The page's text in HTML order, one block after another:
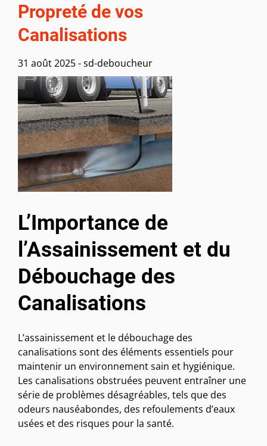
Propreté de vos
Canalisations
31 août 2025-sd-deboucheur
L’Importance de
l’Assainissement et du
Débouchage des
Canalisations
L’assainissement et le débouchage des
canalisations sont des éléments essentiels pour
maintenir un environnement sain et hygiénique.
Les canalisations obstruées peuvent entraîner une
série de problèmes désagréables, tels que des
odeurs nauséabondes, des refoulements d’eaux
usées et des risques pour la santé.